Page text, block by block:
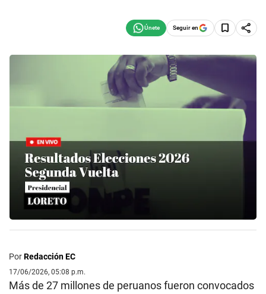
Seguir en
PorRedacción EC
17/06/2026, 05:08 p.m.
Más de 27 millones de peruanos fueron convocados